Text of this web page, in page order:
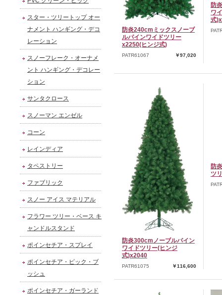
スター・ツリートップ オー
ナメント ハンギング・デコ
レーション
スノーフレーク・オーナメ
ント ハンギング・デコレー
ション
サンタクロース
スノーマン エンゼル
コーン
レインディア
タペストリー
ファブリック
スノー アイス マテリアル
フラワー ツリー・ベース キ
ャンドルスタンド
ポインセチア・スプレイ
ポインセチア・ピック・ブ
ッシュ
ポインセチア・ガーランド
防炎240cmミックスノーブ
ルパインワイドツリー
x2250(ヒンジ式)
PATR61067 ￥97,020
防
ワ
式
防炎300cmノーブルパイン
ワイドツリー(ヒンジ
式)x2040
PATR61075 ￥116,600
防
ツ